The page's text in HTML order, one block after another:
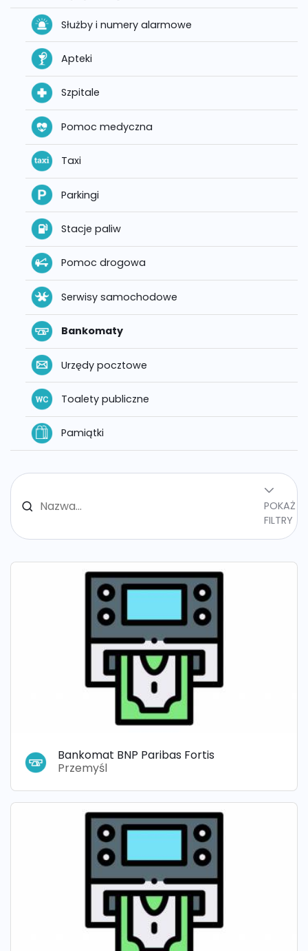
POKAŻ
FILTRY
Bankomat BNP Paribas Fortis
Przemyśl
Służby i numery alarmowe
Apteki
Szpitale
Pomoc medyczna
Taxi
Parkingi
Stacje paliw
Pomoc drogowa
Serwisy samochodowe
Bankomaty
Urzędy pocztowe
Toalety publiczne
Pamiątki